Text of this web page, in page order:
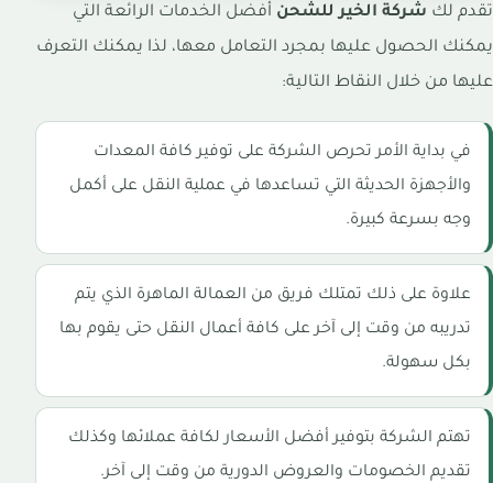
تقدم لك شركة الخير للشحن أفضل الخدمات الرائعة التي
يمكنك الحصول عليها بمجرد التعامل معها، لذا يمكنك التعرف
عليها من خلال النقاط التالية:
في بداية الأمر تحرص الشركة على توفير كافة المعدات
والأجهزة الحديثة التي تساعدها في عملية النقل على أكمل
وجه بسرعة كبيرة.
علاوة على ذلك تمتلك فريق من العمالة الماهرة الذي يتم
تدريبه من وقت إلى آخر على كافة أعمال النقل حتى يقوم بها
بكل سهولة.
تهتم الشركة بتوفير أفضل الأسعار لكافة عملائها وكذلك
تقديم الخصومات والعروض الدورية من وقت إلى آخر.